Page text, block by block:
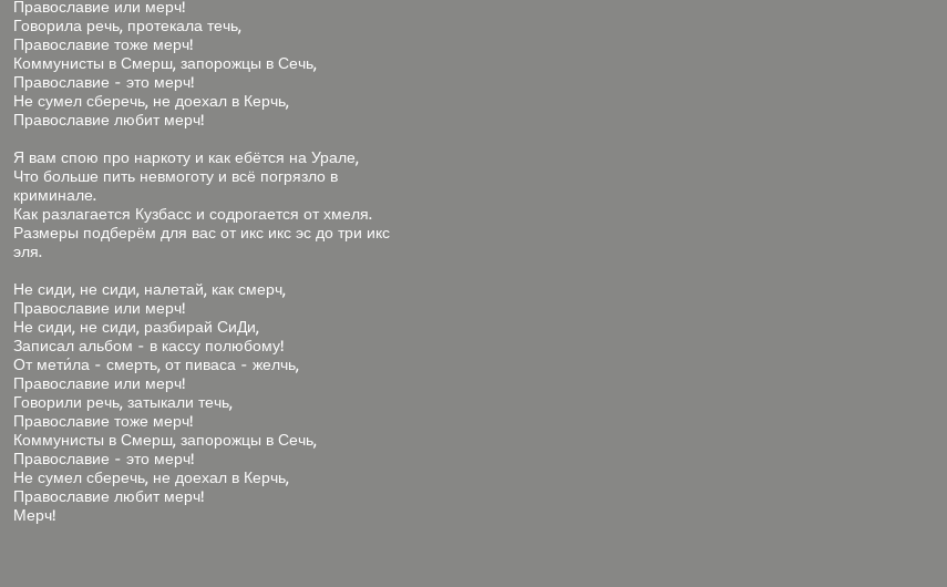
Православие или мерч!
Говорила речь, протекала течь,
Православие тоже мерч!
Коммунисты в Смерш, запорожцы в Сечь,
Православие - это мерч!
Не сумел сберечь, не доехал в Керчь,
Православие любит мерч!
Я вам спою про наркоту и как ебётся на Урале,
Что больше пить невмоготу и всё погрязло в
криминале.
Как разлагается Кузбасс и содрогается от хмеля.
Размеры подберём для вас от икс икс эс до три икс
эля.
Не сиди, не сиди, налетай, как смерч,
Православие или мерч!
Не сиди, не сиди, разбирай СиДи,
Записал альбом - в кассу полюбому!
От мети́ла - смерть, от пиваса - желчь,
Православие или мерч!
Говорили речь, затыкали течь,
Православие тоже мерч!
Коммунисты в Смерш, запорожцы в Сечь,
Православие - это мерч!
Не сумел сберечь, не доехал в Керчь,
Православие любит мерч!
Мерч!